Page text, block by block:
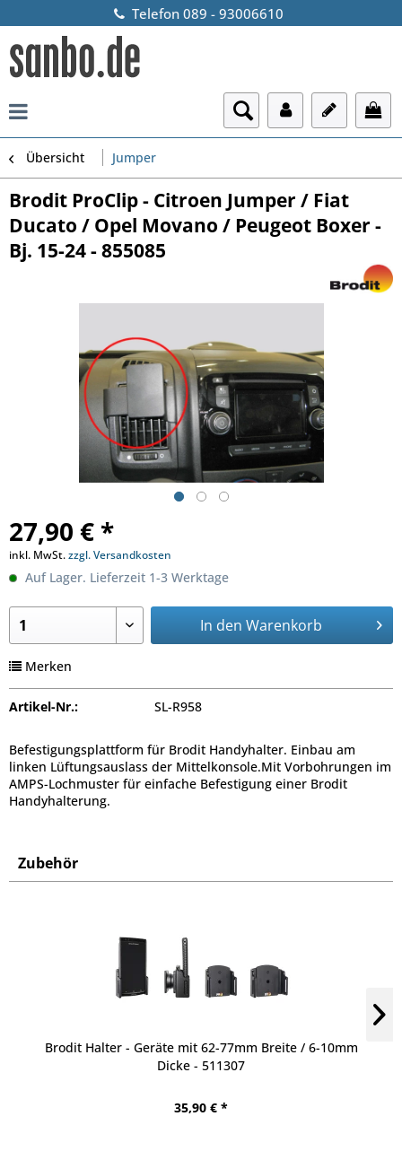
Telefon 089 - 93006610
Übersicht Jumper
Brodit ProClip - Citroen Jumper / Fiat
Ducato / Opel Movano / Peugeot Boxer -
Bj. 15-24 - 855085
27,90 € *
inkl. MwSt.zzgl. Versandkosten
Auf Lager. Lieferzeit 1-3 Werktage
In den Warenkorb
Merken
Artikel-Nr.: SL-R958
Befestigungsplattform für Brodit Handyhalter. Einbau am
linken Lüftungsauslass der Mittelkonsole.Mit Vorbohrungen im
AMPS-Lochmuster für einfache Befestigung einer Brodit
Handyhalterung.
Zubehör
Brodit Halter - Geräte mit 62-77mm Breite / 6-10mm
Dicke - 511307
35,90 € *